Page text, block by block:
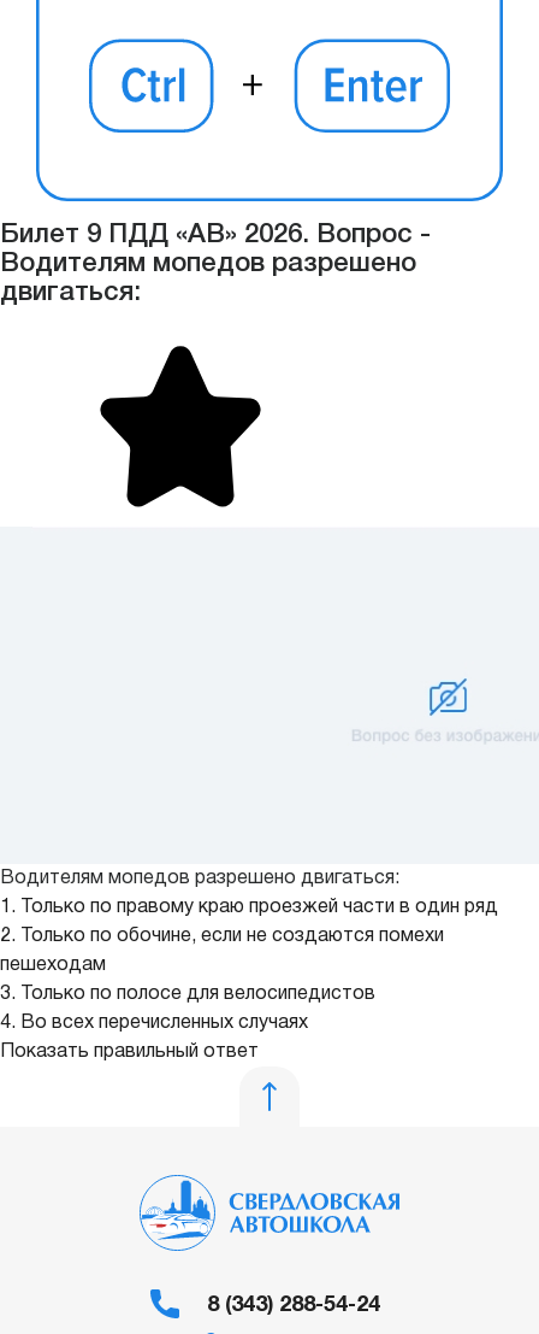
Билет 9 ПДД «АВ» 2026. Вопрос -
Водителям мопедов разрешено
двигаться:
Водителям мопедов разрешено двигаться:
1. Только по правому краю проезжей части в один ряд
2. Только по обочине, если не создаются помехи
пешеходам
3. Только по полосе для велосипедистов
4. Во всех перечисленных случаях
Показать правильный ответ
8 (343) 288-54-24